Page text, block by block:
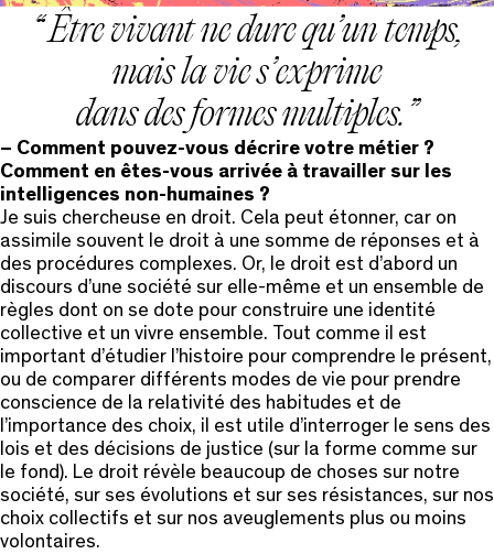
Être vivant ne dure qu’un temps,
mais la vie s’exprime
dans des formes multiples.
– Comment pouvez-vous décrire votre métier ?
Comment en êtes-vous arrivée à travailler sur les
intelligences non-humaines ?
Je suis chercheuse en droit. Cela peut étonner, car on
assimile souvent le droit à une somme de réponses et à
des procédures complexes. Or, le droit est d’abord un
discours d’une société sur elle-même et un ensemble de
règles dont on se dote pour construire une identité
collective et un vivre ensemble. Tout comme il est
important d’étudier l’histoire pour comprendre le présent,
ou de comparer différents modes de vie pour prendre
conscience de la relativité des habitudes et de
l’importance des choix, il est utile d’interroger le sens des
lois et des décisions de justice (sur la forme comme sur
le fond). Le droit révèle beaucoup de choses sur notre
société, sur ses évolutions et sur ses résistances, sur nos
choix collectifs et sur nos aveuglements plus ou moins
volontaires.